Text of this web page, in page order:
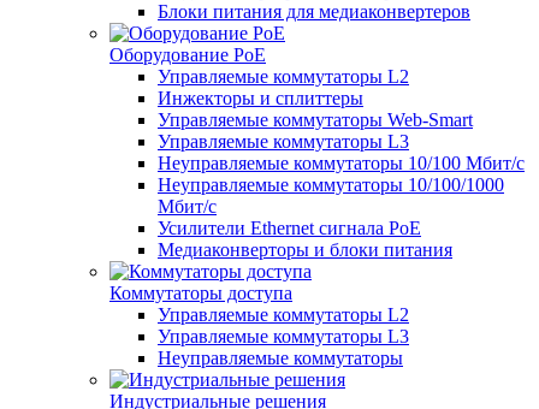
Блоки питания для медиаконвертеров
Оборудование PoE
Управляемые коммутаторы L2
Инжекторы и сплиттеры
Управляемые коммутаторы Web-Smart
Управляемые коммутаторы L3
Неуправляемые коммутаторы 10/100 Мбит/с
Неуправляемые коммутаторы 10/100/1000
Мбит/с
Усилители Ethernet сигнала PoE
Медиаконверторы и блоки питания
Коммутаторы доступа
Управляемые коммутаторы L2
Управляемые коммутаторы L3
Неуправляемые коммутаторы
Индустриальные решения